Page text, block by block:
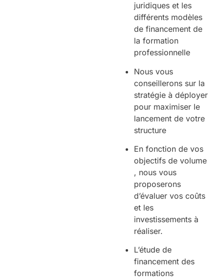
juridiques et les
différents modèles
de financement de
la formation
professionnelle
Nous vous
conseillerons sur la
stratégie à déployer
pour maximiser le
lancement de votre
structure
En fonction de vos
objectifs de volume
, nous vous
proposerons
d’évaluer vos coûts
et les
investissements à
réaliser.
L’étude de
financement des
formations